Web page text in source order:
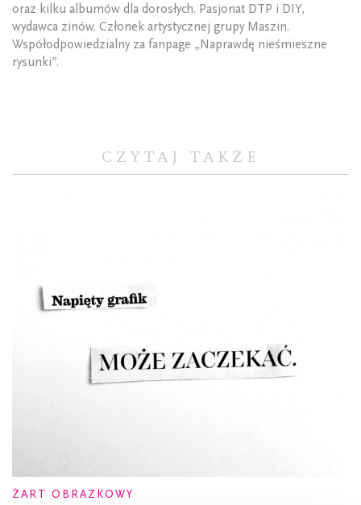
oraz kilku albumów dla dorosłych. Pasjonat DTP i DIY,
wydawca zinów. Członek artystycznej grupy Maszin.
Współodpowiedzialny za fanpage „Naprawdę nieśmieszne
rysunki”.
CZYTAJ TAKŻE
ŻART OBRAZKOWY